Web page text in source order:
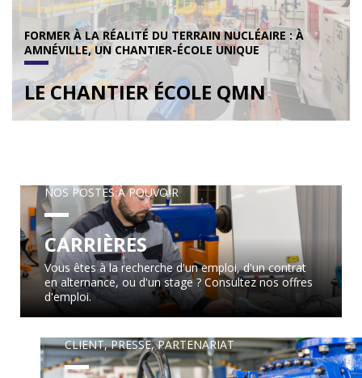
FORMER À LA RÉALITÉ DU TERRAIN NUCLÉAIRE : À
AMNÉVILLE, UN CHANTIER-ÉCOLE UNIQUE
LE CHANTIER ÉCOLE QMN
NOS POSTES À POUVOIR
CARRIÈRES
Vous êtes à la recherche d'un emploi, d'un contrat
en alternance, ou d'un stage ? Consultez nos offres
d'emploi.
CLIENT, PRESSE, PARTENARIAT